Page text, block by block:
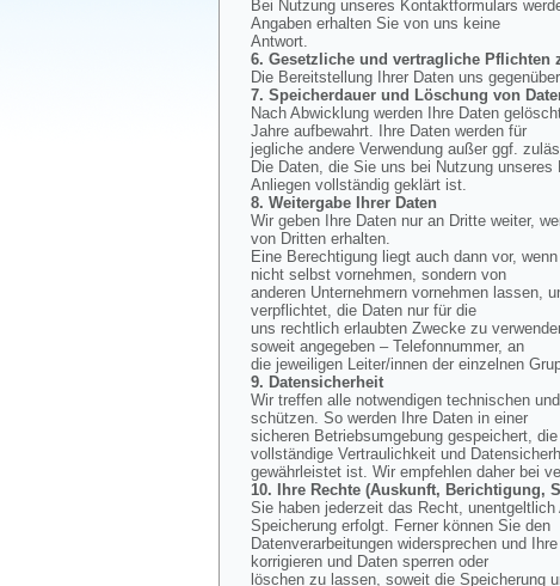
Bei Nutzung unseres Kontaktformulars
Angaben erhalten Sie von uns keine
Antwort.
6. Gesetzliche und vertragliche Pflichten
Die Bereitstellung Ihrer Daten uns
7. Speicherdauer und Löschung von
Nach Abwicklung werden Ihre Daten
Jahre aufbewahrt. Ihre Daten werden für
jegliche andere Verwendung außer ggf.
Die Daten, die Sie uns bei Nutzung
Anliegen vollständig geklärt ist.
8. Weitergabe Ihrer Daten
Wir geben Ihre Daten nur an Dritte weiter,
von Dritten erhalten.
Eine Berechtigung liegt auch dann vor,
nicht selbst vornehmen, sondern von
anderen Unternehmern vornehmen lassen,
verpflichtet, die Daten nur für die
uns rechtlich erlaubten Zwecke zu
soweit angegeben – Telefonnummer, an
die jeweiligen Leiter/innen der einzelnen
9. Datensicherheit
Wir treffen alle notwendigen technischen
schützen. So werden Ihre Daten in einer
sicheren Betriebsumgebung gespeichert,
vollständige Vertraulichkeit und
gewährleistet ist. Wir empfehlen daher bei
10. Ihre Rechte (Auskunft, Berichtigung,
Sie haben jederzeit das Recht,
Speicherung erfolgt. Ferner können Sie den
Datenverarbeitungen widersprechen und
korrigieren und Daten sperren oder
löschen zu lassen, soweit die Speicherung